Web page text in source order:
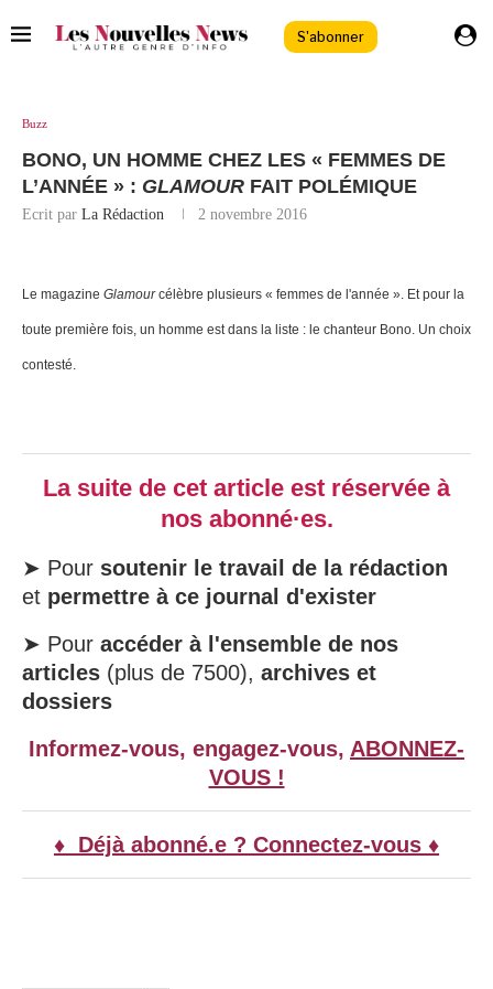
S'abonner
Buzz
BONO, UN HOMME CHEZ LES « FEMMES DE
L’ANNÉE » : GLAMOUR FAIT POLÉMIQUE
Ecrit par La Rédaction 2 novembre 2016
Le magazine Glamourcélèbre plusieurs « femmes de l'année ». Et pour la
toute première fois, un homme est dans la liste : le chanteur Bono. Un choix
contesté.
La suite de cet article est réservée à
nos abonné·es.
➤ Pour soutenir le travail de la rédaction
et permettre à ce journal d'exister
➤ Pour accéder à l'ensemble de nos
articles (plus de 7500), archives et
dossiers
Informez-vous, engagez-vous, ABONNEZ-
VOUS !
♦ Déjà abonné.e ? Connectez-vous ♦